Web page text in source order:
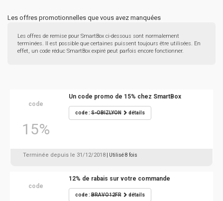
Les offres promotionnelles que vous avez manquées
Les offres de remise pour SmartBox ci-dessous sont normalement
terminées. Il est possible que certaines puissent toujours être utilisées. En
effet, un code réduc SmartBox expiré peut parfois encore fonctionner.
code
15%
Un code promo de 15% chez SmartBox
code :S-OBIZLYON détails
Terminée depuis le 31/12/2018 | Utilisé 8 fois
code
12% de rabais sur votre commande
code :BRAVO12FR détails